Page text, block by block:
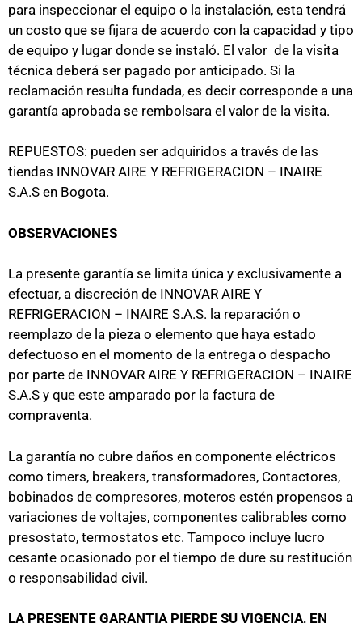
para inspeccionar el equipo o la instalación, esta tendrá
un costo que se fijara de acuerdo con la capacidad y tipo
de equipo y lugar donde se instaló. El valor de la visita
técnica deberá ser pagado por anticipado. Si la
reclamación resulta fundada, es decir corresponde a una
garantía aprobada se rembolsara el valor de la visita.
REPUESTOS: pueden ser adquiridos a través de las
tiendas INNOVAR AIRE Y REFRIGERACION – INAIRE
S.A.S en Bogota.
OBSERVACIONES
La presente garantía se limita única y exclusivamente a
efectuar, a discreción de INNOVAR AIRE Y
REFRIGERACION – INAIRE S.A.S. la reparación o
reemplazo de la pieza o elemento que haya estado
defectuoso en el momento de la entrega o despacho
por parte de INNOVAR AIRE Y REFRIGERACION – INAIRE
S.A.S y que este amparado por la factura de
compraventa.
La garantía no cubre daños en componente eléctricos
como timers, breakers, transformadores, Contactores,
bobinados de compresores, moteros estén propensos a
variaciones de voltajes, componentes calibrables como
presostato, termostatos etc. Tampoco incluye lucro
cesante ocasionado por el tiempo de dure su restitución
o responsabilidad civil.
LA PRESENTE GARANTIA PIERDE SU VIGENCIA, EN